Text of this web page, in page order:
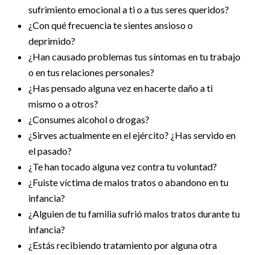
sufrimiento emocional a ti o a tus seres queridos?
¿Con qué frecuencia te sientes ansioso o
deprimido?
¿Han causado problemas tus síntomas en tu trabajo
o en tus relaciones personales?
¿Has pensado alguna vez en hacerte daño a ti
mismo o a otros?
¿Consumes alcohol o drogas?
¿Sirves actualmente en el ejército? ¿Has servido en
el pasado?
¿Te han tocado alguna vez contra tu voluntad?
¿Fuiste víctima de malos tratos o abandono en tu
infancia?
¿Alguien de tu familia sufrió malos tratos durante tu
infancia?
¿Estás recibiendo tratamiento por alguna otra